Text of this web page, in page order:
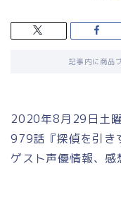
記事内に商品
2020年8月29日土
979話『探偵を引き
ゲスト声優情報、感